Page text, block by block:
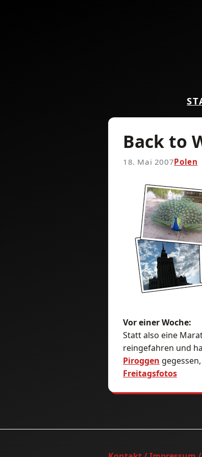
Back to
18. Mai 2007Polen
Vor einer Woche:
Statt also eine
reingefahren und
Piroggen
Freitagsfotos